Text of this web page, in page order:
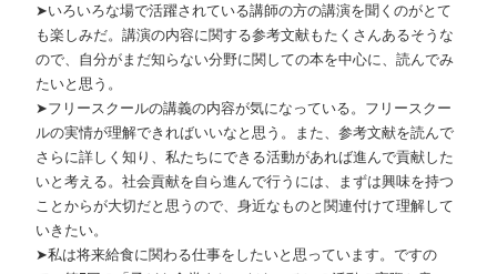
➤いろいろな場で活躍されている講師の方の講演を聞くのがとて
も楽しみだ。講演の内容に関する参考文献もたくさんあるそうな
ので、自分がまだ知らない分野に関しての本を中心に、読んでみ
たいと思う。
➤フリースクールの講義の内容が気になっている。フリースクー
ルの実情が理解できればいいなと思う。また、参考文献を読んで
さらに詳しく知り、私たちにできる活動があれば進んで貢献した
いと考える。社会貢献を自ら進んで行うには、まずは興味を持つ
ことからが大切だと思うので、身近なものと関連付けて理解して
いきたい。
➤私は将来給食に関わる仕事をしたいと思っています。ですの